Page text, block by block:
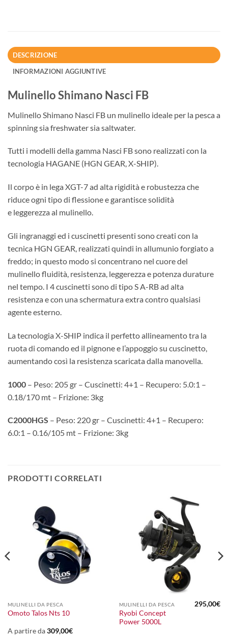
DESCRIZIONE
INFORMAZIONI AGGIUNTIVE
Mulinello Shimano Nasci FB
Mulinello Shimano Nasci FB un mulinello ideale per la pesca a
spinning sia freshwater sia saltwater.
Tutti i modelli della gamma Nasci FB sono realizzati con la
tecnologia HAGANE (HGN GEAR, X-SHIP).
Il corpo è in lega XGT-7 ad alta rigidità e robustezza che
riduce ogni tipo di flessione e garantisce solidità
e leggerezza al mulinello.
Gli ingranaggi ed i cuscinetti presenti sono creati con la
tecnica HGN GEAR, realizzati quindi in allumunio forgiato a
freddo; in questo modo si concentrano nel cuore del
mulinello fluidità, resistenza, leggerezza e potenza durature
nel tempo. I 4 cuscinetti sono di tipo S A-RB ad alta
resistenza e con una schermatura extra contro qualsiasi
agente esterno.
La tecnologia X-SHIP indica il perfetto allineamento tra la
ruota di comando ed il pignone e l’appoggio su cuscinetto,
aumentando così la resistenza scaricata dalla manovella.
1000 – Peso: 205 gr – Cuscinetti: 4+1 – Recupero: 5.0:1 –
0.18/170 mt – Frizione: 3kg
C2000HGS – Peso: 220 gr – Cuscinetti: 4+1 – Recupero:
6.0:1 – 0.16/105 mt – Frizione: 3kg
PRODOTTI CORRELATI
MULINELLI DA PESCA
Omoto Talos Nts 10
A partire da309,00€
MULINELLI DA PESCA
Ryobi Concept
Power 5000L
295,00€